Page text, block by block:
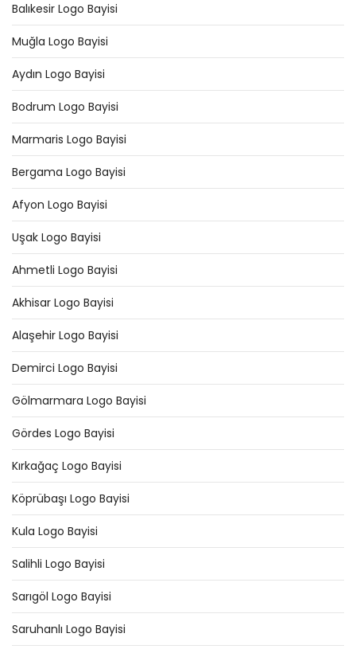
Balıkesir Logo Bayisi
Muğla Logo Bayisi
Aydın Logo Bayisi
Bodrum Logo Bayisi
Marmaris Logo Bayisi
Bergama Logo Bayisi
Afyon Logo Bayisi
Uşak Logo Bayisi
Ahmetli Logo Bayisi
Akhisar Logo Bayisi
Alaşehir Logo Bayisi
Demirci Logo Bayisi
Gölmarmara Logo Bayisi
Gördes Logo Bayisi
Kırkağaç Logo Bayisi
Köprübaşı Logo Bayisi
Kula Logo Bayisi
Salihli Logo Bayisi
Sarıgöl Logo Bayisi
Saruhanlı Logo Bayisi